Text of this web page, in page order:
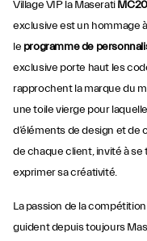
Village VIP la Maserati
exclusive est un hommage
le programme de
exclusive porte haut les
rapprochent la marque du
une toile vierge pour
d’éléments de design et de
de chaque client, invité à
exprimer sa créativité.
La passion de la
guident depuis toujours